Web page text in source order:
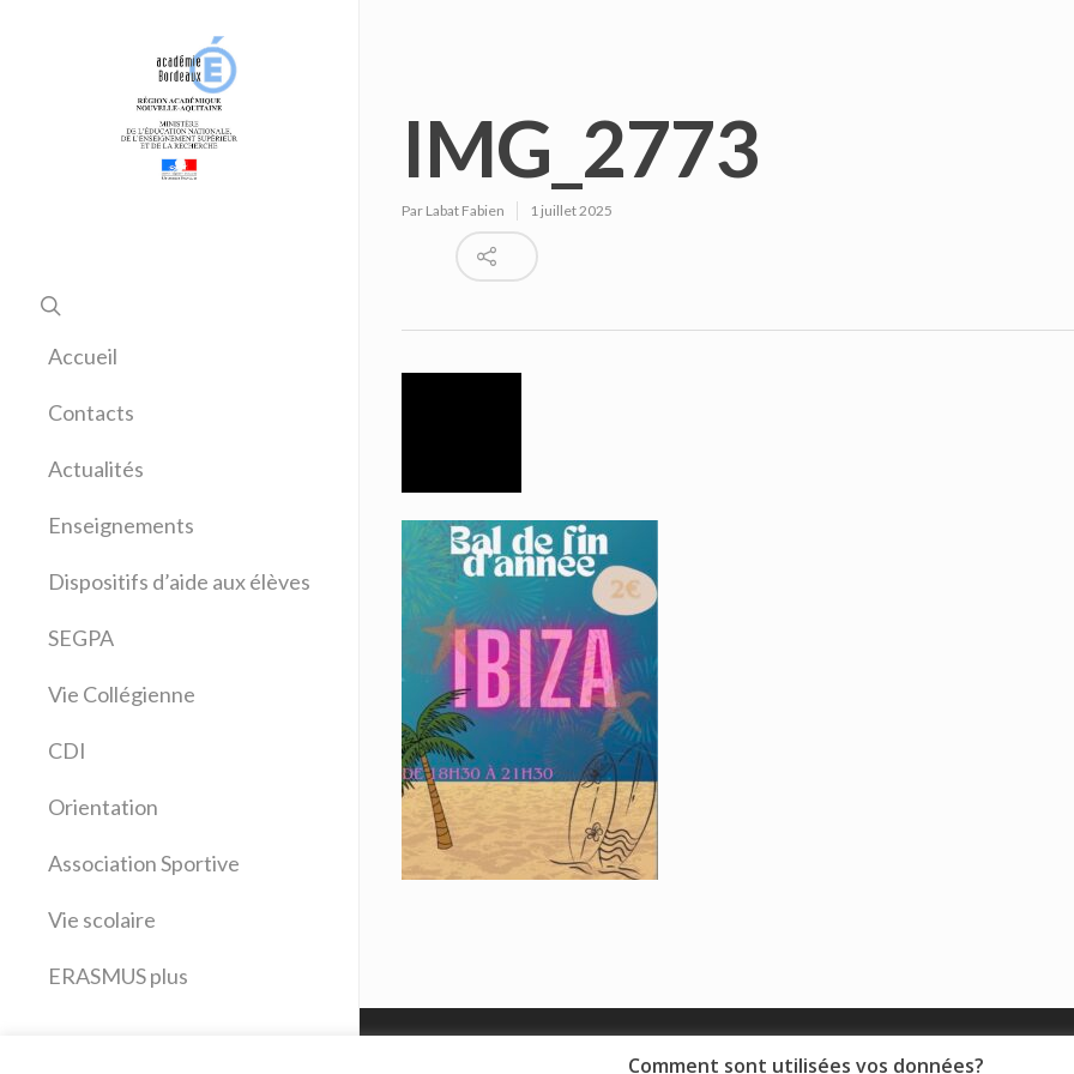
Accueil
Contacts
Actualités
Enseignements
Allemand
Anglais
Arts plastiques
Education musicale
Espagnol
Français
Latin
Sciences physiques
Technologie
Dispositifs d’aide aux élèves
SEGPA
Vie Collégienne
CDI
Orientation
Association Sportive
Vie scolaire
ERASMUS plus
IMG_2773
Par Labat Fabien 1 juillet 2025
© 2018 - Collège Henri de Navarre |Mentions légales
Comment sont utilisées vos données?